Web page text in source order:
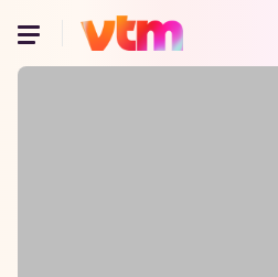
Oeps, browser